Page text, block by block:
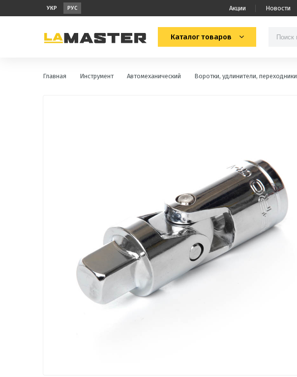
УКР РУС Акции Новости
Каталог товаров
Главная Инструмент Автомеханический Воротки, удлинители, переходники